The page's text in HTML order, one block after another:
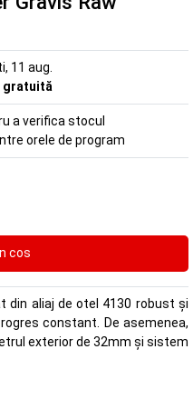
11 aug.
gratuită
a verifica stocul
orele de program
din aliaj de otel 4130 robust și
constant. De asemenea,
exterior de 32mm și sistem